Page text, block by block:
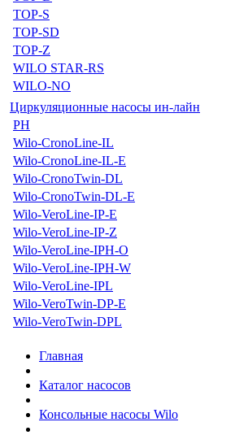
TOP-S
TOP-SD
TOP-Z
WILO STAR-RS
WILO-NO
Циркуляционные насосы ин-лайн
PH
Wilo-CronoLine-IL
Wilo-CronoLine-IL-E
Wilo-CronoTwin-DL
Wilo-CronoTwin-DL-E
Wilo-VeroLine-IP-E
Wilo-VeroLine-IP-Z
Wilo-VeroLine-IPH-O
Wilo-VeroLine-IPH-W
Wilo-VeroLine-IPL
Wilo-VeroTwin-DP-E
Wilo-VeroTwin-DPL
Главная
Каталог насосов
Консольные насосы Wilo